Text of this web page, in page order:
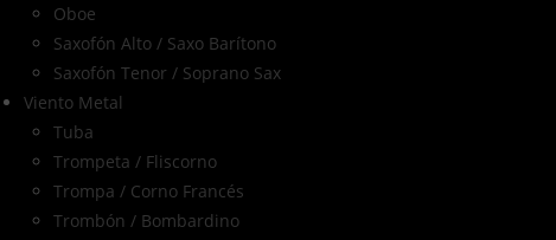
Oboe
Saxofón Alto / Saxo Barítono
Saxofón Tenor / Soprano Sax
Viento Metal
Tuba
Trompeta / Fliscorno
Trompa / Corno Francés
Trombón / Bombardino